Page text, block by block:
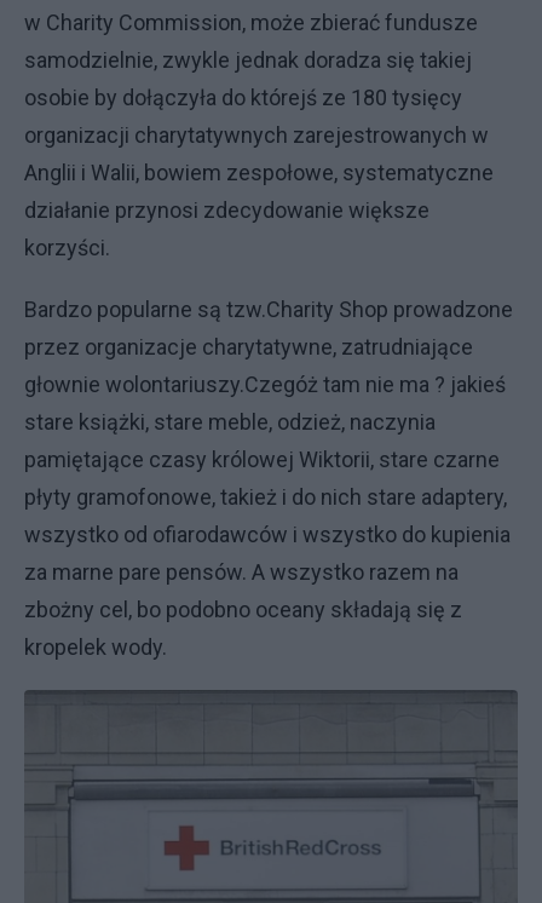
w Charity Commission, może zbierać fundusze
samodzielnie, zwykle jednak doradza się takiej
osobie by dołączyła do którejś ze 180 tysięcy
organizacji charytatywnych zarejestrowanych w
Anglii i Walii, bowiem zespołowe, systematyczne
działanie przynosi zdecydowanie większe
korzyści.
Bardzo popularne są tzw.Charity Shop prowadzone
przez organizacje charytatywne, zatrudniające
głownie wolontariuszy.Czegóż tam nie ma ? jakieś
stare książki, stare meble, odzież, naczynia
pamiętające czasy królowej Wiktorii, stare czarne
płyty gramofonowe, takież i do nich stare adaptery,
wszystko od ofiarodawców i wszystko do kupienia
za marne pare pensów. A wszystko razem na
zbożny cel, bo podobno oceany składają się z
kropelek wody.